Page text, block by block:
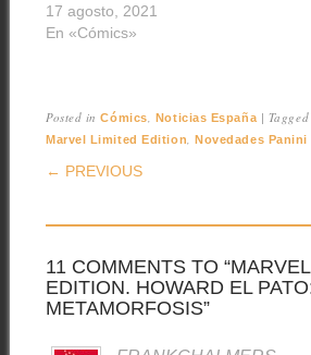
17 agosto, 2021
En «Cómics»
Posted inCómics, Noticias España | Tagged
Marvel Limited Edition,Novedades Panini
POST
← PREVIOUS
11 COMMENTS TO
EDITION. HOWARD EL
METAMORFOSIS”